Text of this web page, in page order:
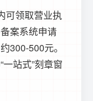
可领取营业执
案系统申请
300-500元。
站式”刻章窗